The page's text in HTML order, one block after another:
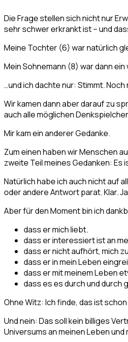
Die Frage stellen sich nicht nur
sehr schwer erkrankt ist – und
Meine Tochter (6) war natürlich
Mein Sohnemann (8) war dann
…und ich dachte nur: Stimmt. Noch
Wir kamen dann aber darauf zu
auch alle möglichen
Mir kam ein anderer Gedanke.
Zum einen haben wir Menschen
zweite Teil meines Gedanken: Es
Natürlich habe ich auch nicht auf
oder andere Antwort parat. Klar.
Aber für den Moment bin ich
dass er mich liebt.
dass er interessiert ist an
dass er nicht aufhört, mich
dass er in mein Leben
dass er mit meinem Leben
dass es es durch und durch
Ohne Witz: Ich finde, das ist
Und nein: Das soll kein billiges
Universums an meinen Leben